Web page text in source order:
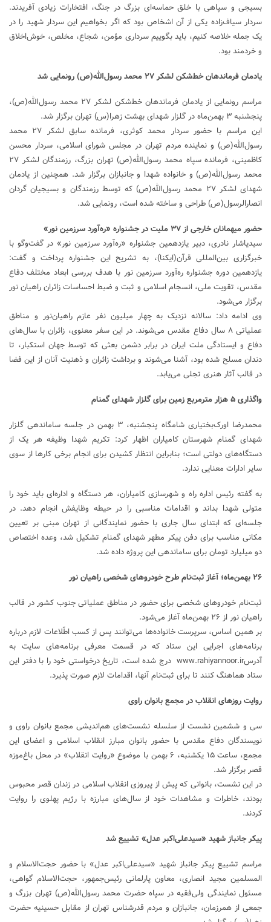
بسیجی و سپاهی با خلق حماسه‌ای بزرگ در جنگ، افتخارات زیادی آفریدند.
سردار سیاف‌زاده یکی از آن اشخاص بود که اگر بخواهیم این سردار شهید را در
یک جمله خلاصه کنیم، باید بگوییم سرداری مؤمن، شجاع، مخلص، خوش‌اخلاق
و خردمند بود.
یادمان فرماندهان خط‌‌شکن لشکر ۲۷ محمد رسول‌الله(ص) رونمایی شد
مراسم رونمایی از یادمان فرماندهان خط‌شکن لشکر ۲۷ محمد رسول‌الله(ص)،
پنجشنبه ۳ بهمن‌ماه در گلزار شهدای بهشت زهرا(س) تهران برگزار شد.
این مراسم با حضور سردار محمد کوثری، فرمانده سابق لشکر ۲۷ محمد
رسول‌الله(ص) و نماینده مردم تهران در مجلس شورای اسلامی، سردار محسن
کاظمینی، فرمانده سپاه محمد رسول‌الله(ص) تهران بزرگ، رزمندگان لشکر ۲۷
محمد رسول‌الله(ص) و خانواده شهدا و جانبازان برگزار شد. همچنین از یادمان
شهدای لشکر ۲۷ محمد رسول‌الله(ص) که توسط رزمندگان و بسیجیان گردان
انصارالرسول(ص) طراحی و ساخته شده است، رونمایی شد.
حضور میهمانان خارجی از ۳۷ ملیت در جشنواره «ره‌آورد سرزمین نور»
سیدیاشار نادری، دبیر یازدهمین جشنواره «ره‌آورد سرزمین نور» در گفت‌وگو با
خبرگزاری بین‌المللی قرآن(ایکنا)، به تشریح این جشنواره پرداخت و گفت:
یازدهمین دوره جشنواره ره‌آورد سرزمین نور با هدف بررسی ابعاد مختلف دفاع
مقدس، تقویت ملی، انسجام اسلامی و ثبت و ضبط احساسات زائران راهیان نور
برگزار می‌شود.
وی ادامه داد: سالانه نزدیک به چهار میلیون نفر عازم راهیان‌نور و مناطق
عملیاتی ۸ سال دفاع مقدس می‌شوند. در این سفر معنوی، زائران با سال‌های
دفاع و ایستادگی ملت ایران در برابر دشمن بعثی که توسط جهان استکبار، تا
دندان مسلح شده بود، آشنا می‌شوند و برداشت زائران و ذهنیت آنان از این فضا
در قالب آثار هنری تجلی می‌یابد.
واگذاری ۵ هزار مترمربع زمین برای گلزار شهدای گمنام
محمدرضا اورک‌بختیاری شامگاه پنجشنبه، ۳ بهمن در جلسه ساماندهی گلزار
شهدای گمنام شهرستان کامیاران اظهار کرد: تکریم شهدا وظیفه هر یک از
دستگاه‌های دولتی است؛ بنابراین انتظار کشیدن برای انجام برخی کارها از سوی
سایر ادارات معنایی ندارد.
به گفته رئیس اداره راه و شهرسازی کامیاران، هر دستگاه و اداره‌ای باید خود را
متولی شهدا بداند و اقدامات مناسبی را در حیطه وظایفش انجام دهد. در
جلسه‌ای که ابتدای سال جاری با حضور نمایندگانی از تهران مبنی بر تعیین
مکانی مناسب برای دفن پیکر مطهر شهدای گمنام تشکیل شد، وعده اختصاص
دو میلیارد تومان برای ساماندهی این پروژه داده شد.
۲۶ بهمن‌ماه؛ آغاز ثبت‌نام طرح خودروهای شخصی راهیان نور
ثبت‌نام خودروهای شخصی برای حضور در مناطق عملیاتی جنوب کشور در قالب
راهیان نور از ۲۶ بهمن‌ماه آغاز می‌شود.
بر همین اساس، سرپرست خانواده‌ها می‌توانند پس از کسب اطّلاعات لازم درباره
برنامه‌های اجرایی این ستاد که در قسمت معرفی برنامه‌های سایت به
آدرسwww.rahiyannoor.ir درج شده است، تاریخ درخواستی خود را با دفتر این
ستاد هماهنگ کنند تا برای ثبت‌نام آنها، اقدامات لازم صورت پذیرد.
روایت روزهای انقلاب در مجمع بانوان راوی
سی و ششمین نشست از سلسله نشست‌های هم‌اندیشی مجمع بانوان راوی و
نویسندگان دفاع مقدس با حضور بانوان مبارز انقلاب اسلامی و اعضای این
مجمع، ساعت ۱۵ یکشنبه، ۶ بهمن‌ با موضوع «روایت انقلاب» در محل باغ‌موزه
قصر برگزار شد.
در این نشست، بانوانی که پیش از پیروزی انقلاب اسلامی در زندان قصر محبوس
بودند، خاطرات و مشاهدات خود از سال‌های مبارزه با رژیم پهلوی را روایت
کردند.
پیکر جانباز شهید «سیدعلی‌اکبر عدل» تشییع شد
مراسم تشییع پیکر جانباز شهید «سیدعلی‌اکبر عدل» با حضور حجت‌الاسلام و
المسلمین مجید انصاری، معاون پارلمانی رئیس‌جمهور، حجت‌الاسلام گواهی،
مسئول نمایندگی ولی‌فقیه در سپاه حضرت محمد‌ رسول‌الله(ص) تهران بزرگ و
جمعی از همرزمان، جانبازان و مردم قدرشناس تهران از مقابل حسینیه حضرت